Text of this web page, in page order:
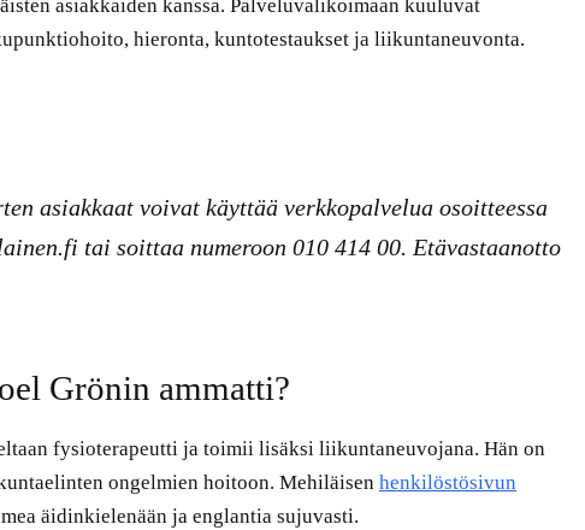
asiakkaiden kanssa. Palveluvalikoimaan kuuluvat
hieronta, kuntotestaukset ja liikuntaneuvonta.
asiakkaat voivat käyttää verkkopalvelua osoitteessa
tai soittaa numeroon 010 414 00. Etävastaanotto
Grönin ammatti?
fysioterapeutti ja toimii lisäksi liikuntaneuvojana. Hän on
ongelmien hoitoon. Mehiläisen henkilöstösivun
äidinkielenään ja englantia sujuvasti.